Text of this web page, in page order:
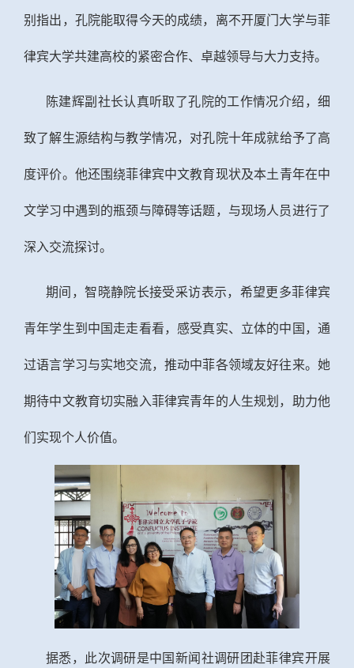
别指出，孔院能取得今天的成绩，离不开厦门大学与菲
律宾大学共建高校的紧密合作、卓越领导与大力支持。
陈建辉副社长认真听取了孔院的工作情况介绍， 细
致了解生源结构与教学情况，对孔院十年成就给予了高
度评价。他还 围绕菲律宾中文教育现状及本土青年在中
文学习中遇到的瓶颈与障碍等话题 ，与现场人员进行了
深入交流探讨。
期间，智晓静院长接受采访表示，希望更多菲律宾
青年学生到中国走走看看，感受真实、立体的中国，通
过语言学习与实地交流，推动中菲各领域友好往来。她
期待中文教育切实融入菲律宾青年的人生规划， 助力他
们 实现个人价值。
据悉，此次调研是中国新闻社调研团赴菲律宾开展